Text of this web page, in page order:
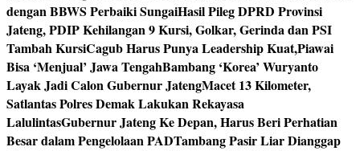
dengan BBWS Perbaiki SungaiHasil Pileg DPRD Provinsi
Jateng, PDIP Kehilangan 9 Kursi, Golkar, Gerinda dan PSI
Tambah KursiCagub Harus Punya Leadership Kuat,Piawai
Bisa ‘Menjual’ Jawa TengahBambang ‘Korea’ Wuryanto
Layak Jadi Calon Gubernur JatengMacet 13 Kilometer,
Satlantas Polres Demak Lakukan Rekayasa
LalulintasGubernur Jateng Ke Depan, Harus Beri Perhatian
Besar dalam Pengelolaan PADTambang Pasir Liar Dianggap